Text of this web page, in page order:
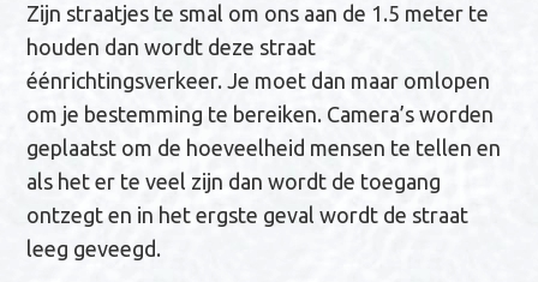
Zijn straatjes te smal om ons aan de 1.5 meter te
houden dan wordt deze straat
éénrichtingsverkeer. Je moet dan maar omlopen
om je bestemming te bereiken. Camera’s worden
geplaatst om de hoeveelheid mensen te tellen en
als het er te veel zijn dan wordt de toegang
ontzegt en in het ergste geval wordt de straat
leeg geveegd.